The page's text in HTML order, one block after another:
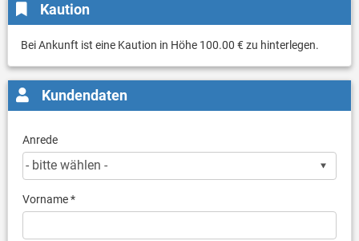
Kaution
Bei Ankunft ist eine Kaution in Höhe 100.00 € zu hinterlegen.
Kundendaten
Anrede
Vorname *